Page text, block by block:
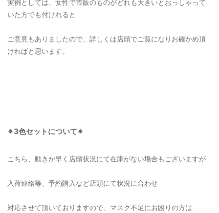
実例としては、女性で市販のものがどれも大きいとおっしゃって
いた方でも付けれると
ご意見もありましたので、詳しくは店頭でご覧になりお確かめ頂
ければと思います。
✴︎3色セットについて✴︎
こちら、動きが早く店頭状況にて在庫がない場合もございますが
入荷連絡等、予約購入など店頭にて状況に合わせ
対応させて頂いておりますので、マスク不足にお困りの方は